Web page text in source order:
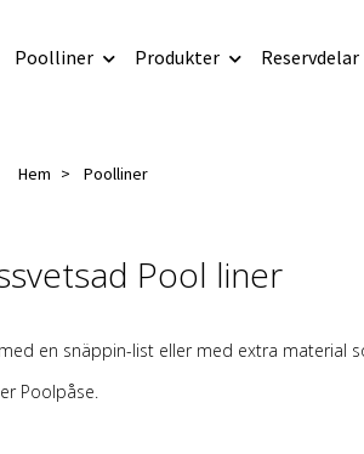
Poolliner Produkter Reservdelar
Hem Poolliner
Pool liner
en snäppin-list eller med extra material
Poolpåse.